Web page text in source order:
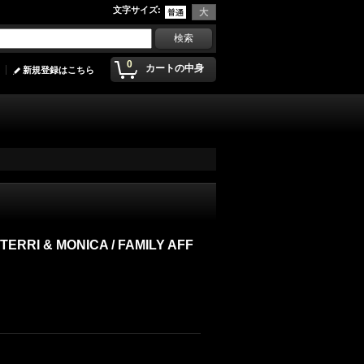
文字サイズ:
0 カートの中身
新規登録はこちら
& MONICA / FAMILY AFF